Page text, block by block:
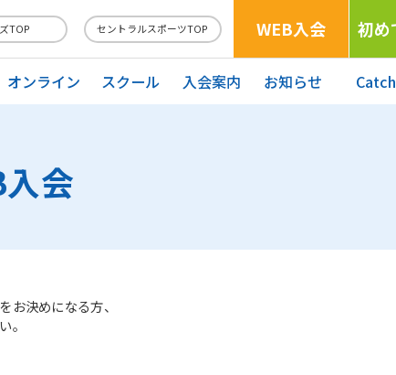
TOP セントラルスポーツTOP WEB入会 初め
オンライン スクール 入会案内 お知らせ
会
お決めになる方、
。